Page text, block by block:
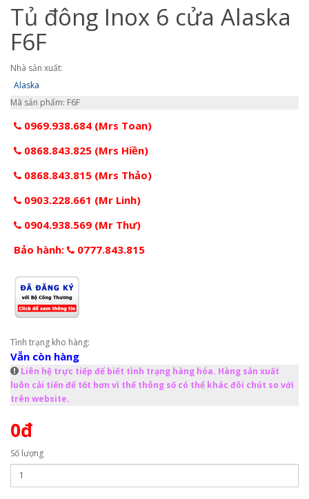
Tủ đông Inox 6 cửa Alaska
F6F
Nhà sản xuất:
Alaska
Mã sản phẩm: F6F
0969.938.684 (Mrs Toan)
0868.843.825 (Mrs Hiền)
0868.843.815 (Mrs Thảo)
0903.228.661 (Mr Linh)
0904.938.569 (Mr Thư)
Bảo hành:
0777.843.815
Tình trạng kho hàng:
Vẫn còn hàng
Liên hệ trực tiếp để biết tình trạng hàng hóa. Hàng sản xuất
luôn cải tiến để tốt hơn vì thế thông số có thể khác đôi chút so với
trên website.
0đ
Số lượng